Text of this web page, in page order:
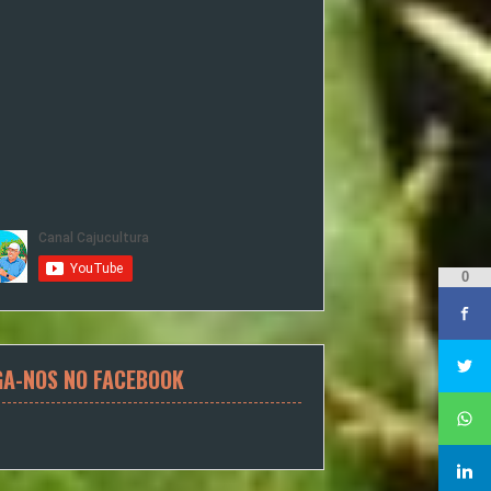
NOS NO FACEBOOK
0